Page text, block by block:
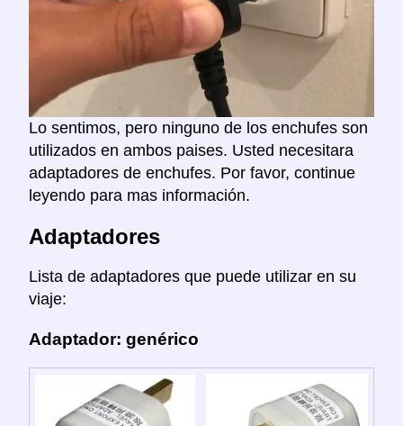
Lo sentimos, pero ninguno de los enchufes son
utilizados en ambos paises. Usted necesitara
adaptadores de enchufes. Por favor, continue
leyendo para mas información.
Adaptadores
Lista de adaptadores que puede utilizar en su
viaje:
Adaptador: genérico